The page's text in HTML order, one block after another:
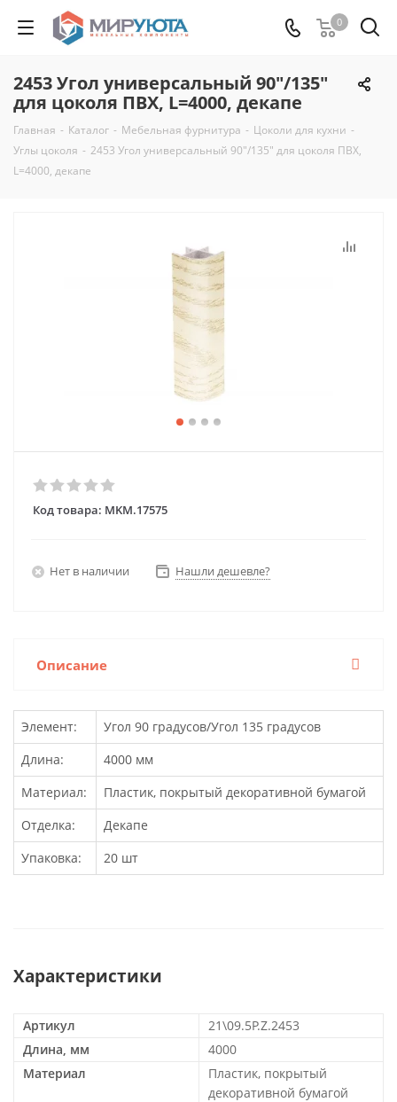
0
2453 Угол универсальный 90"/135"
для цоколя ПВХ, L=4000, декапе
Главная - Каталог - Мебельная фурнитура - Цоколи для кухни -
Углы цоколя - 2453 Угол универсальный 90"/135" для цоколя ПВХ,
L=4000, декапе
Код товара: MKM.17575
Нет в наличии Нашли дешевле?
Описание
Элемент:
Угол 90 градусов/Угол 135 градусов
Длина:
4000 мм
Материал:
Пластик, покрытый декоративной бумагой
Отделка:
Декапе
Упаковка:
20 шт
Характеристики
Артикул
21\09.5P.Z.2453
Длина, мм
4000
Материал
Пластик, покрытый
декоративной бумагой